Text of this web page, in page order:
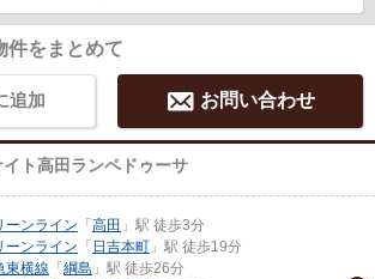
件をまとめて
追加 お問い合わせ
イト高田ランペドゥーサ
ーンライン 「 高田 」駅 徒歩3分
ーンライン 「 日吉本町 」駅 徒歩19分
東横線 「 綱島 」駅 徒歩26分